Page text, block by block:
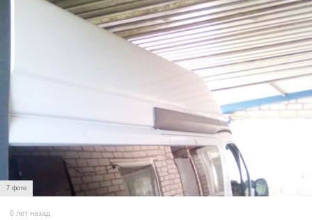
7 фото
6 лет назад